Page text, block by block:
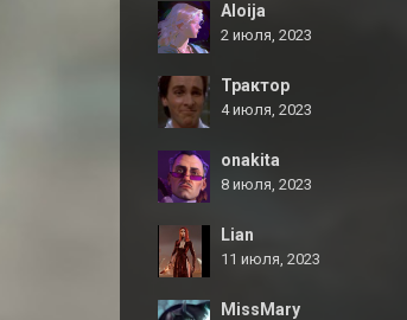
Aloija
2 июля, 2023
Трактор
4 июля, 2023
onakita
8 июля, 2023
Lian
11 июля, 2023
MissMary